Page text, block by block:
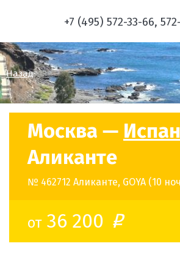
+7 (495) 572-33-66,
Назад
Москва —
Аликанте
№ 462712 Аликанте, GOYA (10
от36 200 o